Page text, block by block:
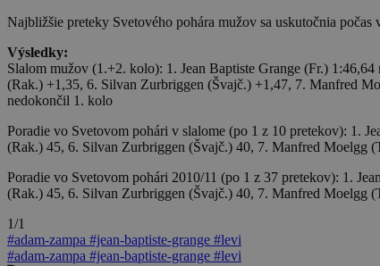
Najbližšie preteky Svetového pohára mužov sa uskutočnia
Výsledky:
Slalom mužov (1.+2. kolo): 1. Jean Baptiste Grange (Fr.)
(Rak.) +1,35, 6. Silvan Zurbriggen (Švajč.) +1,47, 7. Manfred
nedokončil 1. kolo
Poradie vo Svetovom pohári v slalome (po 1 z 10 pretekov): 1.
(Rak.) 45, 6. Silvan Zurbriggen (Švajč.) 40, 7. Manfred Moelgg
Poradie vo Svetovom pohári 2010/11 (po 1 z 37 pretekov): 1.
(Rak.) 45, 6. Silvan Zurbriggen (Švajč.) 40, 7. Manfred Moelgg
1/1
#adam-zampa #jean-baptiste-grange #levi
#adam-zampa #jean-baptiste-grange #levi